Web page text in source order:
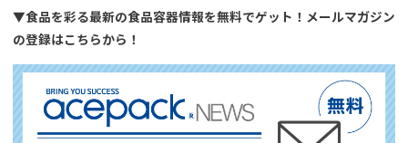
▼食品を彩る最新の食品容器情報を無料でゲット！メールマガジン
の登録はこちらから！